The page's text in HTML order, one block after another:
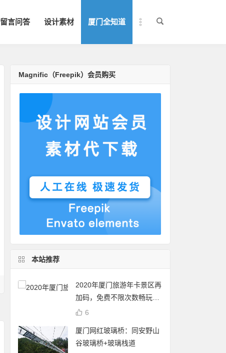
留言问答 设计素材 厦门全知道
Magnific（Freepik）会员购买
本站推荐
2020年厦门旅游年卡景区再
加码，免费不限次数畅玩24
个景点
6
厦门网红玻璃桥：同安野山
谷玻璃桥+玻璃栈道